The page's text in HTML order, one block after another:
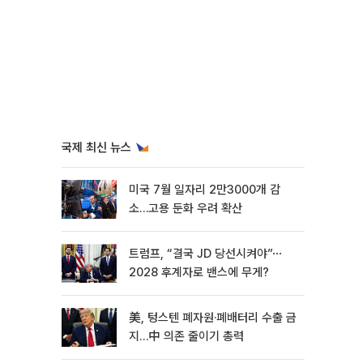
국제 최신 뉴스
미국 7월 일자리 2만3000개 감
소…고용 둔화 우려 확산
트럼프, “결국 JD 당선시켜야”⋯
2028 후계자로 밴스에 무게?
美, 텅스텐 폐자원·폐배터리 수출 금
지…中 의존 줄이기 총력